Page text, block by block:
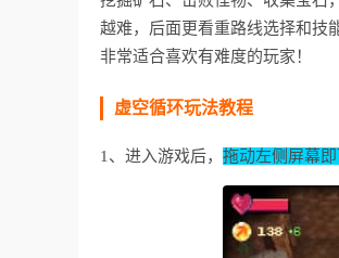
越难，后面更看重路线选择和技
非常适合喜欢有难度的玩家！
虚空循环玩法教程
1、进入游戏后， 拖动左侧屏幕